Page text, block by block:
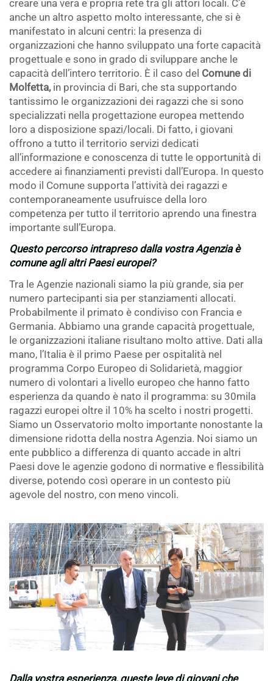
creare una vera e propria rete tra gli attori locali. C’è
anche un altro aspetto molto interessante, che si è
manifestato in alcuni centri: la presenza di
organizzazioni che hanno sviluppato una forte capacità
progettuale e sono in grado di sviluppare anche le
capacità dell’intero territorio. È il caso del Comune di
Molfetta,in provincia di Bari, che sta supportando
tantissimo le organizzazioni dei ragazzi che si sono
specializzati nella progettazione europea mettendo
loro a disposizione spazi/locali. Di fatto, i giovani
offrono a tutto il territorio servizi dedicati
all’informazione e conoscenza di tutte le opportunità di
accedere ai finanziamenti previsti dall’Europa. In questo
modo il Comune supporta l’attività dei ragazzi e
contemporaneamente usufruisce della loro
competenza per tutto il territorio aprendo una finestra
importante sull’Europa.
Questo percorso intrapreso dalla vostra Agenzia è
comune agli altri Paesi europei?
Tra le Agenzie nazionali siamo la più grande, sia per
numero partecipanti sia per stanziamenti allocati.
Probabilmente il primato è condiviso con Francia e
Germania. Abbiamo una grande capacità progettuale,
le organizzazioni italiane risultano molto attive. Dati alla
mano, l’Italia è il primo Paese per ospitalità nel
programma Corpo Europeo di Solidarietà, maggior
numero di volontari a livello europeo che hanno fatto
esperienza da quando è nato il programma: su 30mila
ragazzi europei oltre il 10% ha scelto i nostri progetti.
Siamo un Osservatorio molto importante nonostante la
dimensione ridotta della nostra Agenzia. Noi siamo un
ente pubblico a differenza di quanto accade in altri
Paesi dove le agenzie godono di normative e flessibilità
diverse, potendo così operare in un contesto più
agevole del nostro, con meno vincoli.